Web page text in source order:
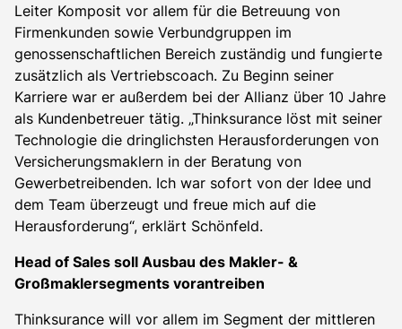
Leiter Komposit vor allem für die Betreuung von
Firmenkunden sowie Verbundgruppen im
genossenschaftlichen Bereich zuständig und fungierte
zusätzlich als Vertriebscoach. Zu Beginn seiner
Karriere war er außerdem bei der Allianz über 10 Jahre
als Kundenbetreuer tätig. „Thinksurance löst mit seiner
Technologie die dringlichsten Herausforderungen von
Versicherungsmaklern in der Beratung von
Gewerbetreibenden. Ich war sofort von der Idee und
dem Team überzeugt und freue mich auf die
Herausforderung“, erklärt Schönfeld.
Head of Sales soll Ausbau des Makler- &
Großmaklersegments vorantreiben
Thinksurance will vor allem im Segment der mittleren